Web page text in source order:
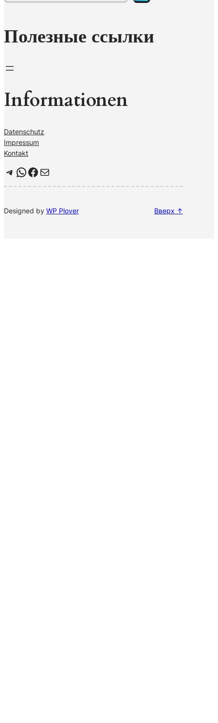
Полезные ссылки
Informationen
Datenschutz
Impressum
Kontakt
Telegram WhatsApp Facebook Почта
Designed by WP Plover Вверх ↑